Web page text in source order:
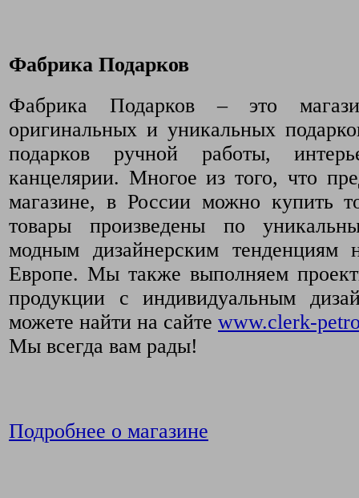
Фабрика Подарков
Фабрика Подарков – это
оригинальных и уникальных
подарков ручной работы,
канцелярии. Многое из того, что
магазине, в России можно купить
товары произведены по
модным дизайнерским тенденциям
Европе. Мы также выполняем
продукции с индивидуальным
можете найти на сайте www.clerk-
Мы всегда вам рады!
Подробнее о магазине